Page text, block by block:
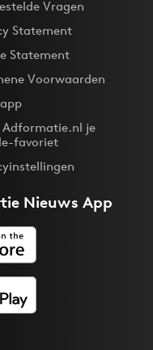
Vragen
Statement
Statement
Voorwaarden
Adformatie.nl je
favoriet
Nieuws App